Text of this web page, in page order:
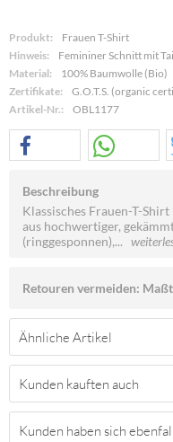
Produkt:
Frauen T-Shirt
Hinweis:
Femininer Schnitt mit
Material:
100% Baumwolle (Bio)
Zertifikate:
G.O.T.S. (organic
Artikel-Nr.:
OBL1177
Beschreibung
Klassisches Frauen-T-
aus hochwertiger,
(ringgesponnen),...
Retouren vermeiden:
Ähnliche Artikel
Kunden kauften auch
Kunden haben sich